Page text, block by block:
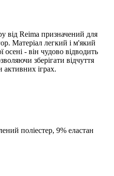
від Reima призначений для
Матеріал легкий і м'який
осені - він чудово відводить
зберігати відчуття
активних іграх.
поліестер, 9% еластан